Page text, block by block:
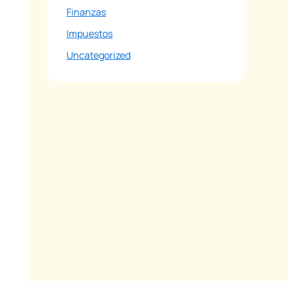
Finanzas
Impuestos
Uncategorized